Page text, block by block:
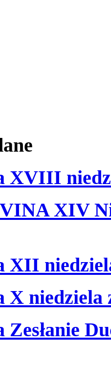
XIV
niedziela